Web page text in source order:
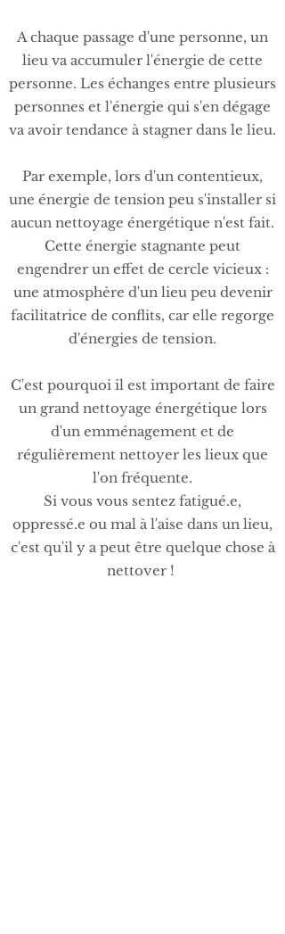
A chaque passage d'une personne, un
lieu va accumuler l'énergie de cette
personne. Les échanges entre plusieurs
personnes et l'énergie qui s'en dégage
va avoir tendance à stagner dans le lieu.
Par exemple, lors d'un contentieux,
une énergie de tension peu s'installer si
aucun nettoyage énergétique n'est fait.
Cette énergie stagnante peut
engendrer un effet de cercle vicieux :
une atmosphère d'un lieu peu devenir
facilitatrice de conflits, car elle regorge
d'énergies de tension.
C'est pourquoi il est important de faire
un grand nettoyage énergétique lors
d'un emménagement et de
régulièrement nettoyer les lieux que
l'on fréquente.
Si vous vous sentez fatigué.e,
oppressé.e ou mal à l'aise dans un lieu,
c'est qu'il y a peut être quelque chose à
nettoyer !